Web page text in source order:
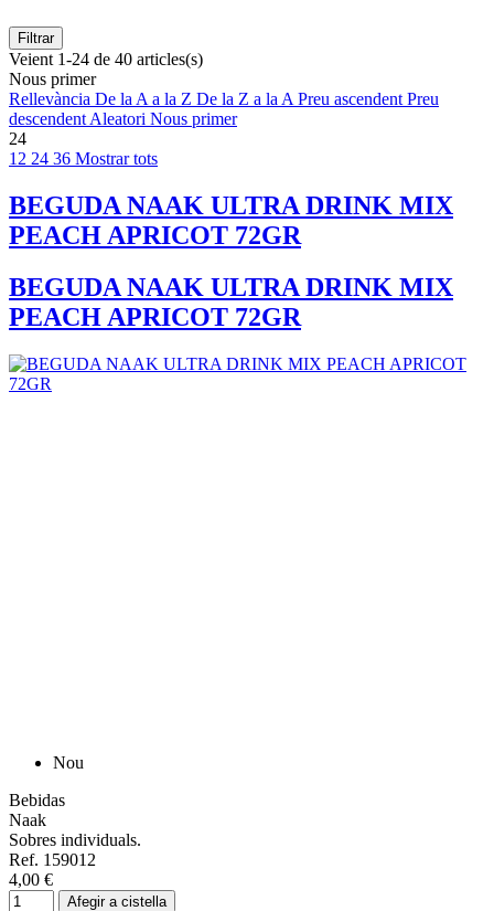
Filtrar
Veient 1-24 de 40 articles(s)
Nous primer
Rellevància De la A a la Z De la Z a la A Preu ascendent Preu
descendent Aleatori Nous primer
24
12 24 36 Mostrar tots
BEGUDA NAAK ULTRA DRINK MIX
PEACH APRICOT 72GR
BEGUDA NAAK ULTRA DRINK MIX
PEACH APRICOT 72GR
Nou
Bebidas
Naak
Sobres individuals.
Ref. 159012
4,00 €
Afegir a cistella